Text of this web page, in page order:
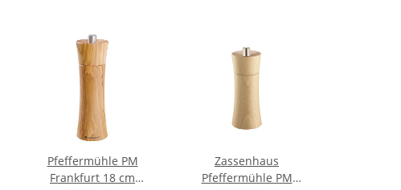
Pfeffermühle PM
Frankfurt 18 cm
Zassenhaus
Pfeffermühle PM